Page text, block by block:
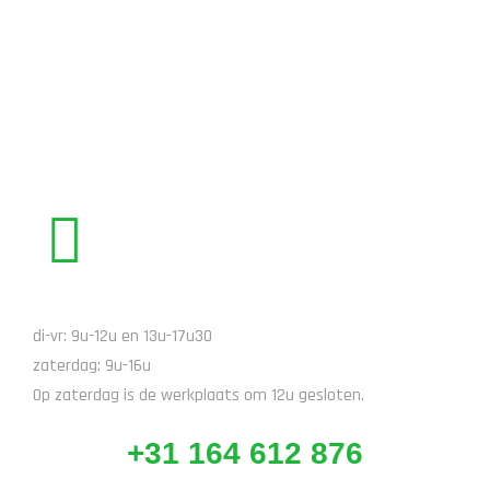
di-vr: 9u-12u en 13u-17u30
zaterdag: 9u-16u
Op zaterdag is de werkplaats om 12u gesloten.
+31 164 612 876